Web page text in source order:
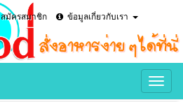
สมัครสมาชิก ข้อมูลเกี่ยวกับเรา